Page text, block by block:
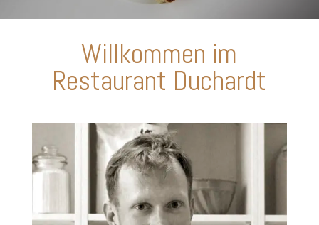
Willkommen im
Restaurant Duchardt